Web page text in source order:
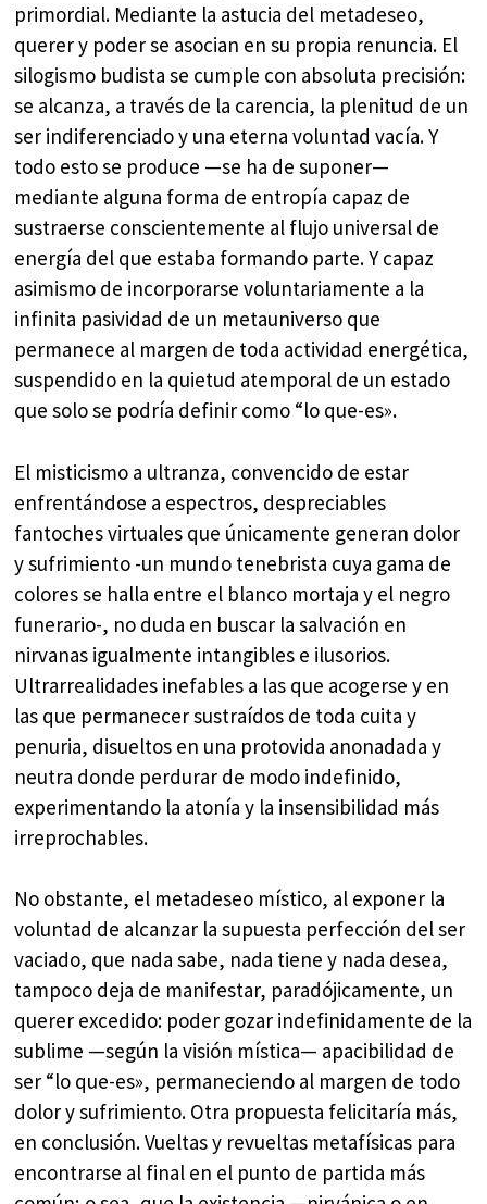
primordial. Mediante la astucia del metadeseo,
querer y poder se asocian en su propia renuncia. El
silogismo budista se cumple con absoluta precisión:
se alcanza, a través de la carencia, la plenitud de un
ser indiferenciado y una eterna voluntad vacía. Y
todo esto se produce —se ha de suponer—
mediante alguna forma de entropía capaz de
sustraerse conscientemente al flujo universal de
energía del que estaba formando parte. Y capaz
asimismo de incorporarse voluntariamente a la
infinita pasividad de un metauniverso que
permanece al margen de toda actividad energética,
suspendido en la quietud atemporal de un estado
que solo se podría definir como “lo que-es».
El misticismo a ultranza, convencido de estar
enfrentándose a espectros, despreciables
fantoches virtuales que únicamente generan dolor
y sufrimiento -un mundo tenebrista cuya gama de
colores se halla entre el blanco mortaja y el negro
funerario-, no duda en buscar la salvación en
nirvanas igualmente intangibles e ilusorios.
Ultrarrealidades inefables a las que acogerse y en
las que permanecer sustraídos de toda cuita y
penuria, disueltos en una protovida anonadada y
neutra donde perdurar de modo indefinido,
experimentando la atonía y la insensibilidad más
irreprochables.
No obstante, el metadeseo místico, al exponer la
voluntad de alcanzar la supuesta perfección del ser
vaciado, que nada sabe, nada tiene y nada desea,
tampoco deja de manifestar, paradójicamente, un
querer excedido: poder gozar indefinidamente de la
sublime —según la visión mística— apacibilidad de
ser “lo que-es», permaneciendo al margen de todo
dolor y sufrimiento. Otra propuesta felicitaría más,
en conclusión. Vueltas y revueltas metafísicas para
encontrarse al final en el punto de partida más